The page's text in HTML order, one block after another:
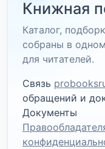
Книжная
Каталог,
собраны в
для читателей.
Связь
обращений и
Документы